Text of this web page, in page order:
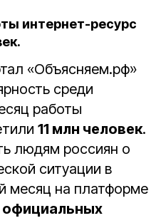
интернет-ресурс
«Объясняем.рф»
среди
работы
11 млн человек.
людям россиян о
ситуации в
месяц на платформе
официальных